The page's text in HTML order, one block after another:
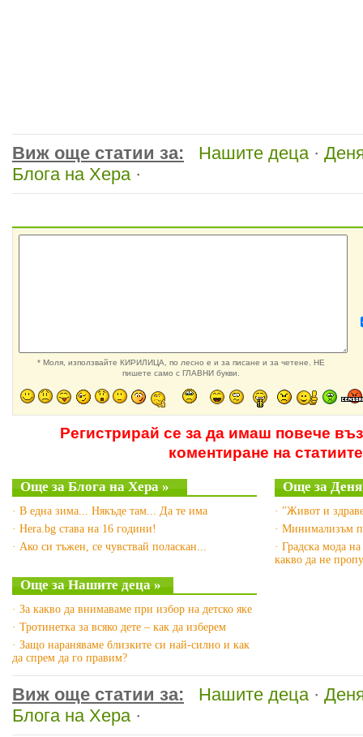
Виж още статии за: Нашите деца·
Блога на Хера·
* Моля, използвайте КИРИЛИЦА, по лесно е и за писане и за четене. НЕ
пишете само с ГЛАВНИ букви.
Регистрирай се за да имаш повече
коментиране на статиите
Още за Блога на Хера »
· В една зима... Някъде там... Да те има
· Hera.bg става на 16 години!
· Ако си тъжен, се чувствай поласкан...
Още за
· "Живот и
· Минимализъм
· Градска мода
какво да не
Още за Нашите деца »
· За какво да внимаваме при избор на детско яке
· Тротинетка за всяко дете – как да изберем
· Защо нараняваме близките си най-силно и как
да спрем да го правим?
Виж още статии за: Нашите деца·
Блога на Хера·